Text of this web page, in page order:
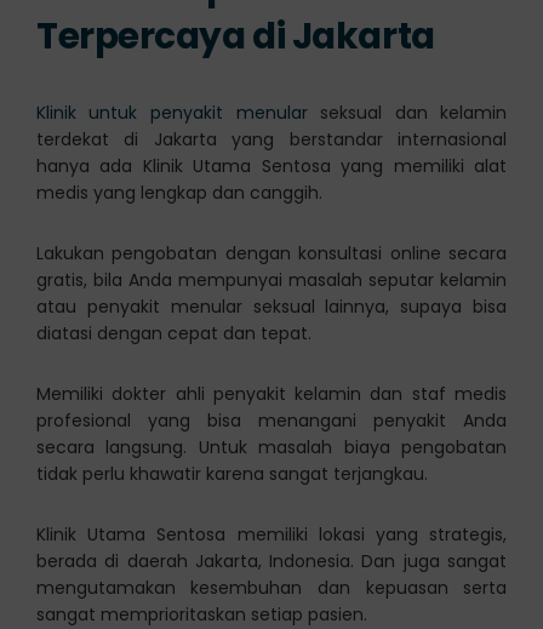
Terpercaya di Jakarta
Klinik untuk penyakit menularseksual dan kelamin
terdekat di Jakarta yang berstandar internasional
hanya ada Klinik Utama Sentosa yang memiliki alat
medis yang lengkap dan canggih.
Lakukan pengobatan dengan konsultasi online secara
gratis, bila Anda mempunyai masalah seputar kelamin
atau penyakit menular seksual lainnya, supaya bisa
diatasi dengan cepat dan tepat.
Memiliki dokter ahli penyakit kelamin dan staf medis
profesional yang bisa menangani penyakit Anda
secara langsung. Untuk masalah biaya pengobatan
tidak perlu khawatir karena sangat terjangkau.
Klinik Utama Sentosa memiliki lokasi yang strategis,
berada di daerah Jakarta, Indonesia. Dan juga sangat
mengutamakan kesembuhan dan kepuasan serta
sangat memprioritaskan setiap pasien.